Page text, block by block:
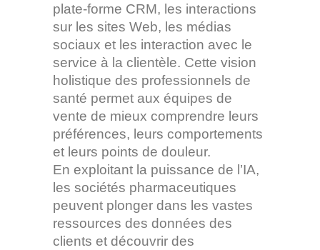
plate-forme CRM, les interactions
sur les sites Web, les médias
sociaux et les interaction avec le
service à la clientèle. Cette vision
holistique des professionnels de
santé permet aux équipes de
vente de mieux comprendre leurs
préférences, leurs comportements
et leurs points de douleur.
En exploitant la puissance de l’IA,
les sociétés pharmaceutiques
peuvent plonger dans les vastes
ressources des données des
clients et découvrir des